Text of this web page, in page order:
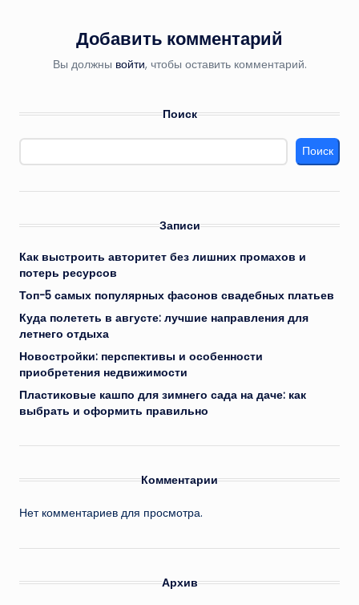
Добавить комментарий
Вы должны войти, чтобы оставить комментарий.
Поиск
Поиск
Записи
Как выстроить авторитет без лишних промахов и
потерь ресурсов
Топ-5 самых популярных фасонов свадебных платьев
Куда полететь в августе: лучшие направления для
летнего отдыха
Новостройки: перспективы и особенности
приобретения недвижимости
Пластиковые кашпо для зимнего сада на даче: как
выбрать и оформить правильно
Комментарии
Нет комментариев для просмотра.
Архив